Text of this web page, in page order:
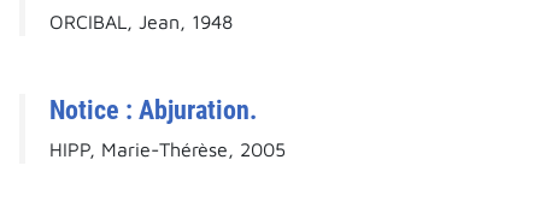
ORCIBAL, Jean, 1948
Notice : Abjuration.
HIPP, Marie-Thérèse, 2005